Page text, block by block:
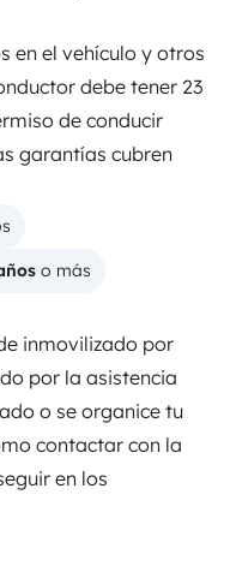
en el vehículo y otros
debe tener 23
de conducir
garantías cubren
o más
inmovilizado por
por la asistencia
o se organice tu
contactar con la
en los